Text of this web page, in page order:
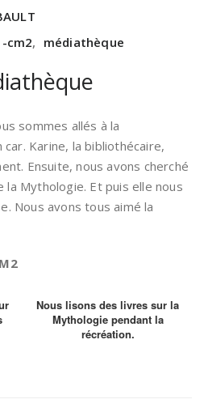
cm2, médiathèque
sommes allés à la
car. Karine, la bibliothécaire,
Ensuite, nous avons cherché
Mythologie. Et puis elle nous
Nous avons tous aimé la
Nous lisons des livres sur la
Mythologie pendant la
récréation.